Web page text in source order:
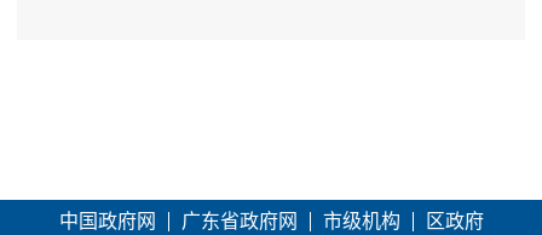
中国政府网 广东省政府网 市级机构 区政府